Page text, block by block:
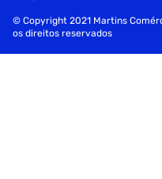
© Copyright 2021 Martins
os direitos reservados